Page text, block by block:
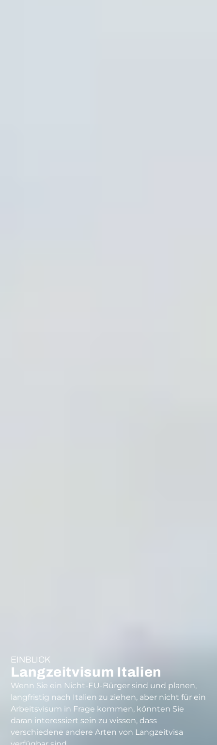
EINBLICK
Langzeitvisum Italien
Wenn Sie ein Nicht-EU-Bürger sind und planen,
langfristig nach Italien zu ziehen, aber nicht für ein
Arbeitsvisum in Frage kommen, könnten Sie
daran interessiert sein zu wissen, dass
verschiedene andere Arten von Langzeitvisa